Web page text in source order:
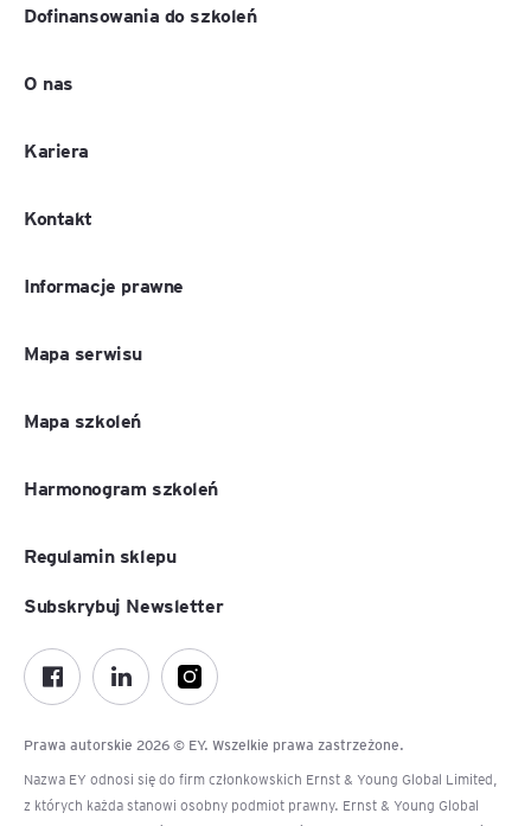
Dofinansowania do szkoleń
O nas
Kariera
Kontakt
Informacje prawne
Mapa serwisu
Mapa szkoleń
Harmonogram szkoleń
Regulamin sklepu
Prawa autorskie 2026 © EY. Wszelkie prawa zastrzeżone.
Nazwa EY odnosi się do firm członkowskich Ernst & Young Global Limited,
z których każda stanowi osobny podmiot prawny. Ernst & Young Global
Subskrybuj Newsletter